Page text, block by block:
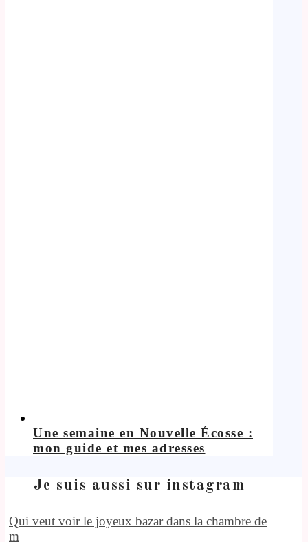
Une semaine en Nouvelle Écosse :
mon guide et mes adresses
Je suis aussi sur instagram
Qui veut voir le joyeux bazar dans la chambre de
m